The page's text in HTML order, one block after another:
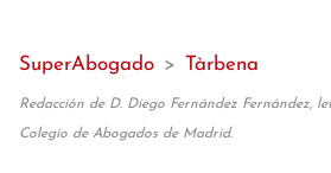
SuperAbogado > Tàrbena
Redacción de D. Diego Fernández Fernández,
Colegio de Abogados de Madrid.